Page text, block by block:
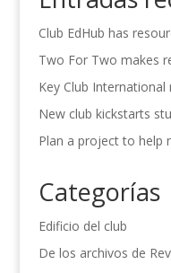
Club EdHub has
Two For Two makes
Key Club
New club kickstarts
Plan a project to help
Categorías
Edificio del club
De los archivos de